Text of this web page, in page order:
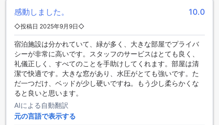
ルコースまでさまざまな選択肢があり、お好みの料理を選ぶ
ことができます。また、ルームサービスは24時間対応してお
り、いつでも利用することができます。
ラウィーワン レジデンスでは、滞在中に食事を楽しむための
便利な施設が充実しています。レストランでの食事やルーム
サービスを通じて、快適な滞在をお楽しみください。
ラウィーワン レジデンスのお部屋の種類
ラウィーワン レジデンスでは、さまざまなお部屋の選択肢が
あります。ガーデンビューキングルームは30平方メートル
で、キングサイズベッドが1台備わっています。キングスタン
ダードノンスモーキングルームも同じく30平方メートルで、
感動しました。 10.0
◇投稿日 2025年9月9日◇
宿泊施設は分かれていて、緑が多く、大きな部屋でプライバ
シーが非常に高いです。スタッフのサービスはとても良く、
礼儀正しく、すべてのことを手助けしてくれます。部屋は清
潔で快適です。大きな窓があり、水圧がとても強いです。た
だ一つだけ、ベッドが少し硬いですね。もう少し柔らかくな
ると良いと思います。
AIによる自動翻訳
元の言語で表示する